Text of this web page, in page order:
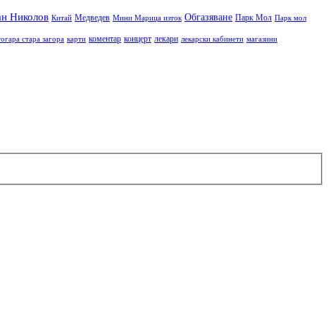
Николов Китай Медведев Мини Марица изток Обгазяване Парк Мол Парк мол
стара загора карти коментар концерт лекари лекарски кабинети магазини